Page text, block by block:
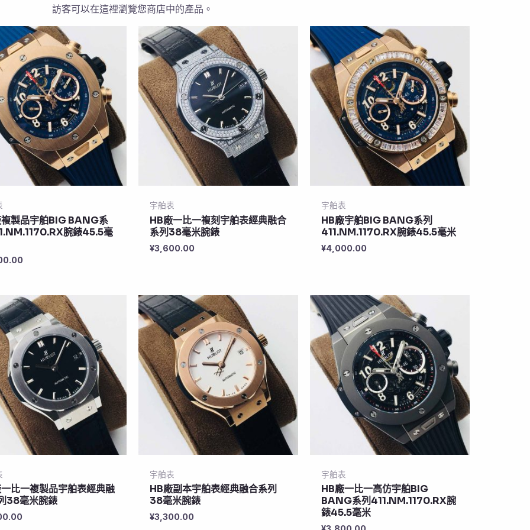
訪客可以在這裡瀏覽您商店中的產品。
製品宇舶BIG BANG系
腕錶45.5毫
宇舶表
HB廠一比一複刻宇舶表經典融合
系列38毫米腕錶
¥3,600.00
宇舶表
HB廠宇舶BIG BANG系列
411.NM.1170.RX腕錶45.5毫米
¥4,000.00
比一複製品宇舶表經典融
38毫米腕錶
宇舶表
HB廠副本宇舶表經典融合系列
38毫米腕錶
¥3,300.00
宇舶表
HB廠一比一高仿宇舶BIG
BANG系列411.NM.1170.RX腕
錶45.5毫米